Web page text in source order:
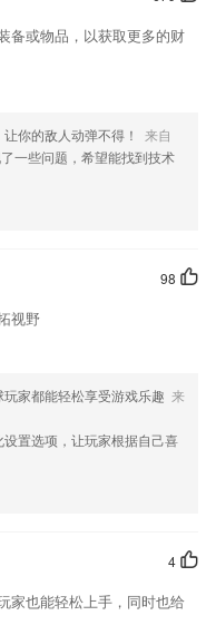
的TA进行互动吧！
欢这款软件，您可以到应用
备或物品，以获取更多的财
你的敌人动弹不得！
来自
一些问题，希望能找到技术
98
视野
玩家都能轻松享受游戏乐趣 来
置选项，让玩家根据自己喜
4
家也能轻松上手，同时也给